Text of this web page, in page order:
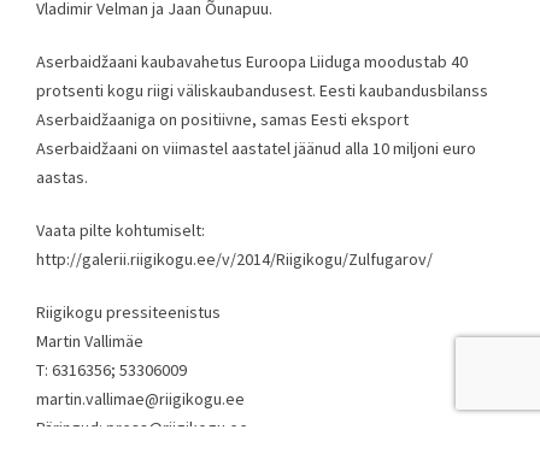
Vladimir Velman ja Jaan Õunapuu.
Aserbaidžaani kaubavahetus Euroopa Liiduga moodustab 40
protsenti kogu riigi väliskaubandusest. Eesti kaubandusbilanss
Aserbaidžaaniga on positiivne, samas Eesti eksport
Aserbaidžaani on viimastel aastatel jäänud alla 10 miljoni euro
aastas.
Vaata pilte kohtumiselt:
http://galerii.riigikogu.ee/v/2014/Riigikogu/Zulfugarov/
Riigikogu pressiteenistus
Martin Vallimäe
T: 6316356; 53306009
martin.vallimae@riigikogu.ee
Päringud: press@riigikogu.ee